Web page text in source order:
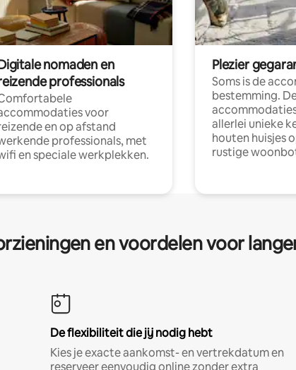
nomaden en
professionals
voor
en op afstand
professionals, met
en speciale werkplekken.
Plezier
Soms is de
bestemming.
allerlei unieke
houten huisjes
rustige
en voordelen voor
De flexibiliteit die jij nodig hebt
Kies je exacte aankomst- en vertrekdatum en
reserveer eenvoudig online zonder extra